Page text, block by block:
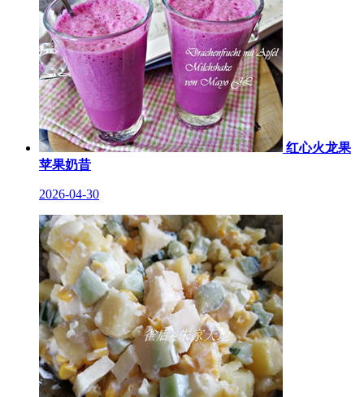
红心火龙果
苹果奶昔
2026-04-30